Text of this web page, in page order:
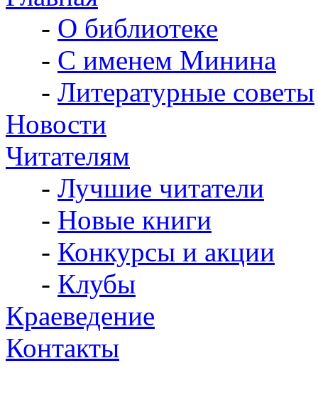
- О библиотеке
- С именем Минина
- Литературные советы
Новости
Читателям
- Лучшие читатели
- Новые книги
- Конкурсы и акции
- Клубы
Краеведение
Контакты